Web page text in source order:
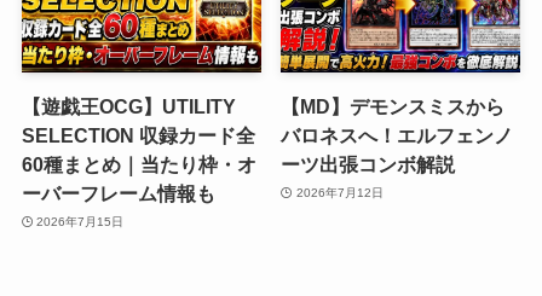
【遊戯王OCG】UTILITY
SELECTION 収録カード全
60種まとめ｜当たり枠・オ
ーバーフレーム情報も
2026年7月15日
【MD】デモンスミスから
バロネスへ！エルフェンノ
ーツ出張コンボ解説
2026年7月12日